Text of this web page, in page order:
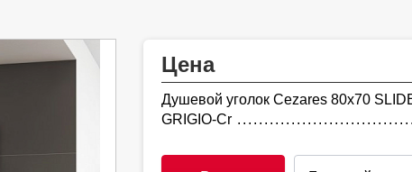
Цена
Душевой уголок Cezares 80х70
GRIGIO-Cr